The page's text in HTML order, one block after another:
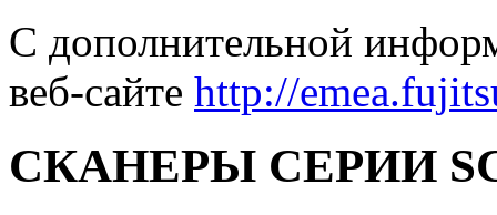
С дополнительной
веб-сайте http://
СКАНЕРЫ СЕРИИ